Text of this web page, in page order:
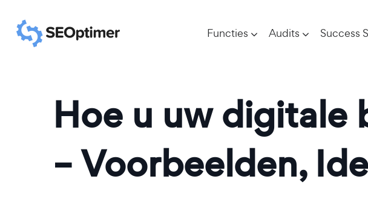
Functies Audits Success
Hoe u uw digitale
– Voorbeelden,